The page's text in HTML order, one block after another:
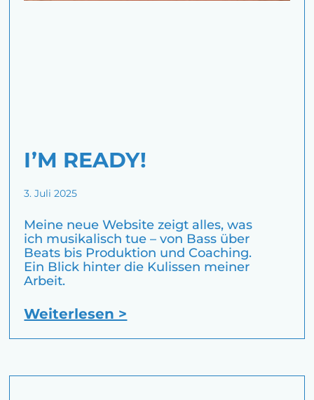
I’M READY!
3. Juli 2025
Meine neue Website zeigt alles, was
ich musikalisch tue – von Bass über
Beats bis Produktion und Coaching.
Ein Blick hinter die Kulissen meiner
Arbeit.
Weiterlesen >